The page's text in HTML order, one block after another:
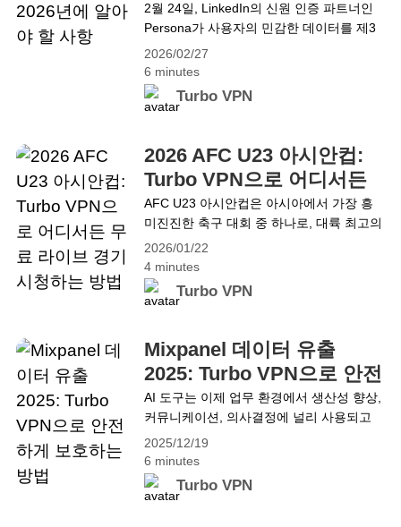
입니다. 단순히 질문에 답하는 것이 아니라
사용자를 대신해&hellip; Continue reading
OpenClaw를 사용해 볼 준비가 되셨나요?
2026년 안전하게 사용하는 완벽 가이드
2026/02/27
6 minutes
Turbo VPN
2월 24일, LinkedIn의 신원 인증 파트너인
Persona가 사용자의 민감한 데이터를 제3
자에게 노출했을 가능성이 있다는 보고가
나왔으며, 이에 따라 인증 업체가 개인 정보
를 어떻게 처리하는지에 대한 심각한 의문
이 제기되었습니다. 동시에 많은 국가들이
한하고, 의무적인 나이 인증 요건을 도입하
고 있어, 잠재적인 데이터 노출 위험이 증가
하고 있습니다. 이로 인해 다음과 같은 질문
이 제기됩니다:&hellip; Continue reading
신원 인증은 안전한가요? 2026년에 알아야
할 사항
2026/01/22
4 minutes
Turbo VPN
2026 AFC U23 아시안컵:
Turbo VPN으로 어디서든
무료 라이브 경기 시청하는
방법
AFC U23 아시안컵은 아시아에서 가장 흥
미진진한 축구 대회 중 하나로, 대륙 최고의
젊은 재능과 미래의 슈퍼스타들이 참가하는
무대입니다. 올해는 **1월 23일 3위 결정전
(베트남 vs 한국)**과 **1월 24일 저녁 결승
전(중국 vs 일본)**이 주목받고 있습니다. 전
않을 것입니다. 신뢰할 수 있는 VPN, 예를
들어 Turbo VPN을 사용하면 어디서든 두
&hellip; Continue reading 2026 AFC U23
아시안컵: Turbo VPN으로 어디서든 무료
라이브 경기 시청하는 방법
2025/12/19
6 minutes
Turbo VPN
Mixpanel 데이터 유출
2025: Turbo VPN으로 안전
하게 보호하는 방법
AI 도구는 이제 업무 환경에서 생산성 향상,
커뮤니케이션, 의사결정에 널리 사용되고
있습니다. 콘텐츠 생성부터 데이터 분석까
지, 이러한 도구들은 종종 방대한 양의 개인
및 기업 정보를 처리하기 때문에 그만큼 데
이터 노출 위험도 커지고 있습니다. 최근 인